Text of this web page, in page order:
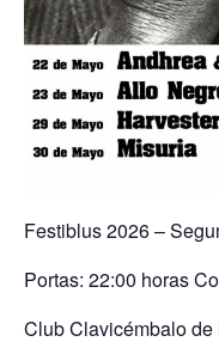
Festiblus 2026 –
Portas: 22:00 horas
Club Clavicémbalo de